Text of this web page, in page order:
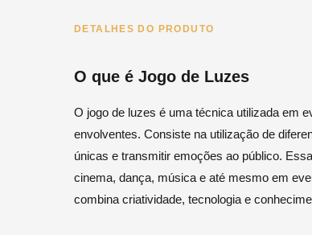
DETALHES DO PRODUTO
O que é Jogo de Luzes
O jogo de luzes é uma técnica utilizada em
envolventes. Consiste na utilização de
únicas e transmitir emoções ao público.
cinema, dança, música e até mesmo em
combina criatividade, tecnologia e